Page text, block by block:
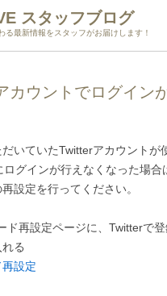
スタッフブログ
る最新情報をスタッフがお届けします！
カウントでログイン
いていたTwitterアカウントが
ログインが行えなくなった場
設定を行ってください。
ド再設定ページに、Twitterで
れる
設定